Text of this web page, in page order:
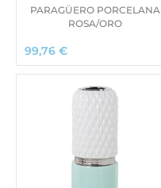
PARAGÜERO PORCELANA
ROSA/ORO
99,76 €